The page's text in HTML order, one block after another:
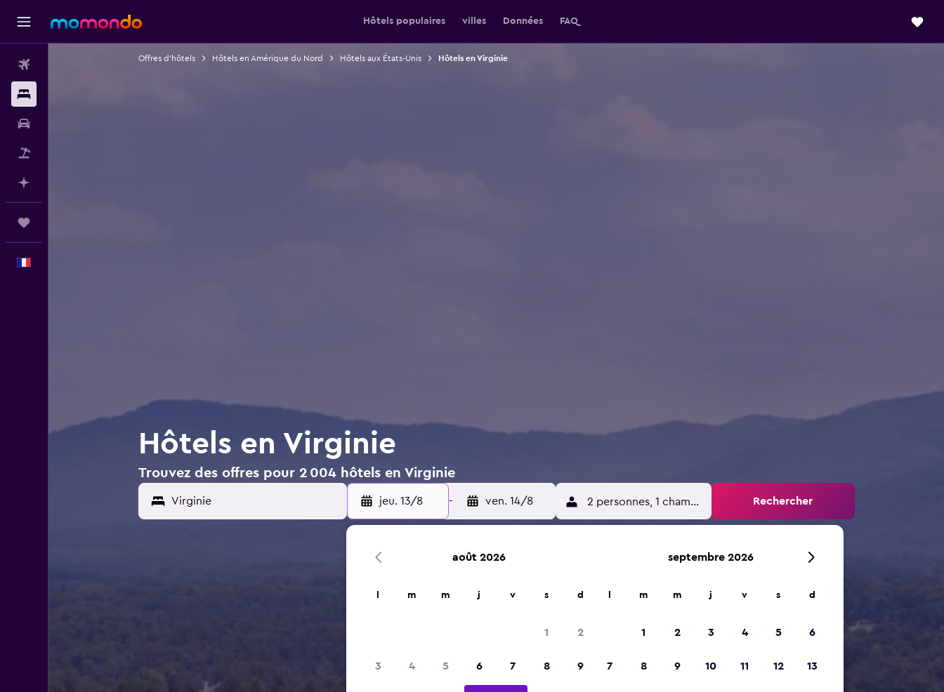
Hôtels populaires villes Données FAQ
Offres d’hôtels Hôtels en Amérique du Nord Hôtels aux États-Unis Hôtels en Virginie
Hôtels en Virginie
Trouvez des offres pour 2 004 hôtels en Virginie
jeu. 13/8 - ven. 14/8 2 personnes, 1 chambre Rechercher
août 2026
m m j v s d
1 2
3 4 5 6 7 8 9
septembre 2026
m m j v s d
1 2 3 4 5 6
7 8 9 10 11 12 13